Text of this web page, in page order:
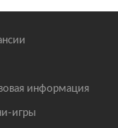
информация
игры